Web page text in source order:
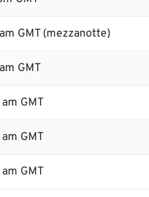
GMT (mezzanotte)
GMT
GMT
GMT
GMT